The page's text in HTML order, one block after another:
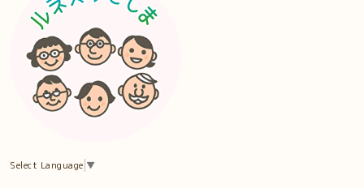
Select Language ▼